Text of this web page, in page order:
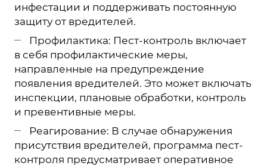
инфестации и поддерживать постоянную
защиту от вредителей.
Профилактика: Пест-контроль включает
в себя профилактические меры,
направленные на предупреждение
появления вредителей. Это может включать
инспекции, плановые обработки, контроль
и превентивные меры.
Реагирование: В случае обнаружения
присутствия вредителей, программа пест-
контроля предусматривает оперативное